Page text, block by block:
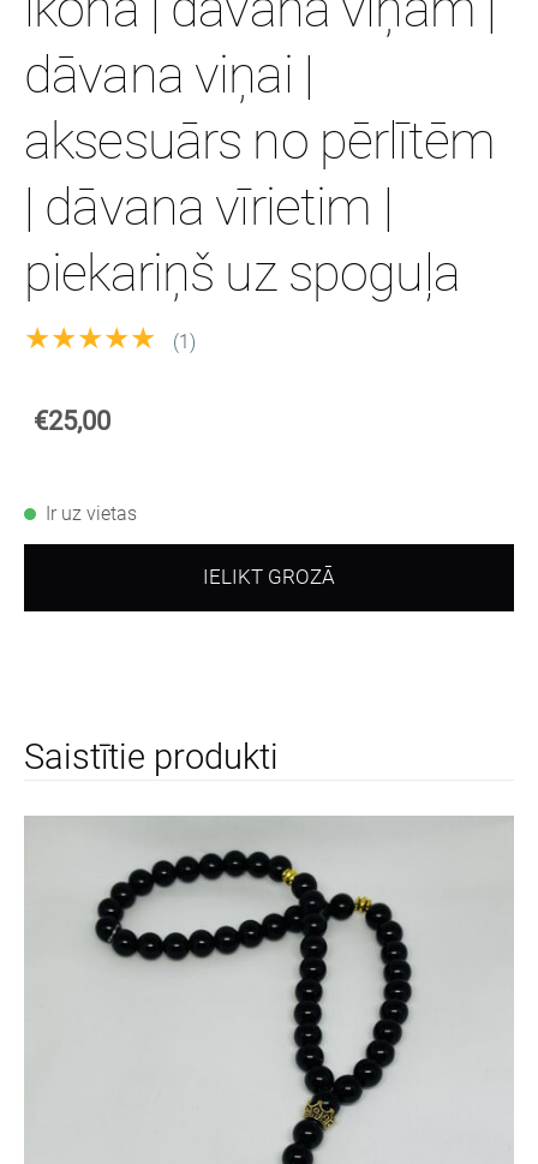
dāvana viņai |
aksesuārs no pērlītēm
| dāvana vīrietim |
piekariņš uz spoguļa
★★★★★ (1)
€25,00
Ir uz vietas
IELIKT GROZĀ
Saistītie produkti